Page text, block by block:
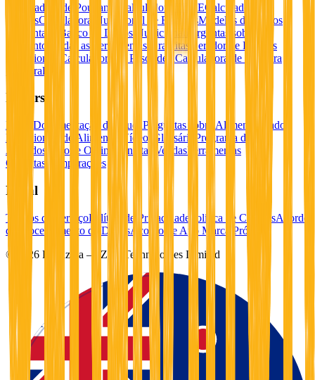
Calculadora de Poupança Calculadora TDEECalculadora de
MacrosCalculadora Nutricional de ReceitasModelos de Planos
Alimentares Banco de Dados Nutricional
Perguntas sobre
Alimentos
Todas as Ferramentas Gratuitas Gerador de Rótulos
Nutricionais Calculadora de Peso IdealCalculadora de Gordura
Corporal
Recursos
Entrar Documentação de Ajuda Perguntas sobre Alimentos Dados
Nutricionais de Alimentos
Vídeos Glossário
Programa de
Afiliados Suporte Online Contatar VendasFerramentas
Gratuitas Comparações
Legal
Termos de ServiçoPolítica de PrivacidadePolítica de CookiesAcordo
de Processamento de DadosAcordo de App Marca Própria
©
2026 Foodzilla — Zilla Technologies Limited